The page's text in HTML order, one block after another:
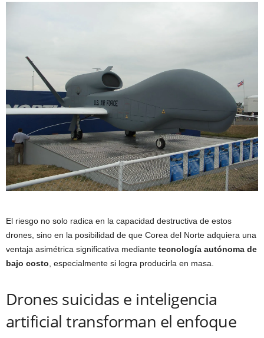
El riesgo no solo radica en la capacidad destructiva de estos
drones, sino en la posibilidad de que Corea del Norte adquiera una
ventaja asimétrica significativa mediante tecnología autónoma de
bajo costo , especialmente si logra producirla en masa.
Drones suicidas e inteligencia
artificial transforman el enfoque